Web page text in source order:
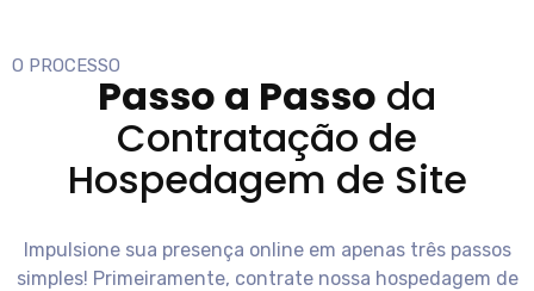
O PROCESSO
Passo a Passo da
Contratação de
Hospedagem de Site
Impulsione sua presença online em apenas três passos
simples! Primeiramente, contrate nossa hospedagem de